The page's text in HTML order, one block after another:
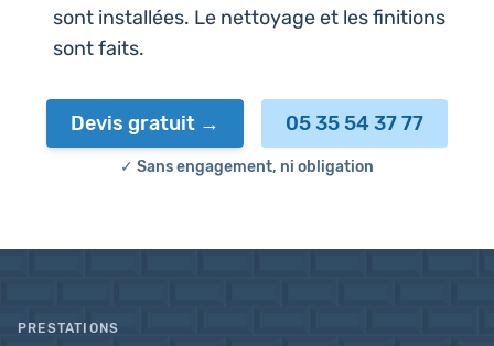
sont ins­tal­lées. Le net­toyage et les fini­tions
sont faits.
Devis gratuit 05 35 54 37 77
✓ Sans engagement, ni obligation
PRESTATIONS